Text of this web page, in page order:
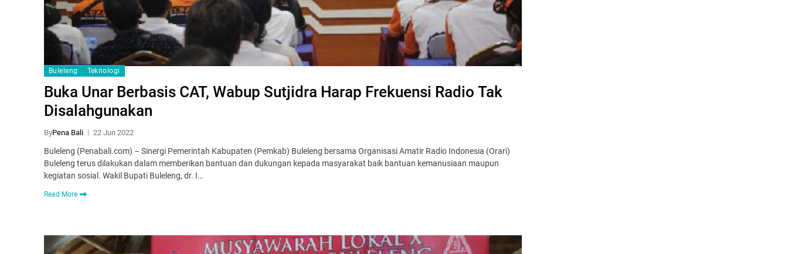
Buleleng Teknologi
Buka Unar Berbasis CAT, Wabup Sutjidra Harap Frekuensi Radio Tak
Disalahgunakan
ByPena Bali 22 Jun 2022
Buleleng (Penabali.com) – Sinergi Pemerintah Kabupaten (Pemkab) Buleleng bersama Organisasi Amatir Radio Indonesia (Orari)
Buleleng terus dilakukan dalam memberikan bantuan dan dukungan kepada masyarakat baik bantuan kemanusiaan maupun
kegiatan sosial. Wakil Bupati Buleleng, dr. I…
Read More